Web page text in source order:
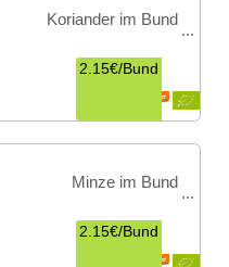
Koriander im Bund
2.15€/Bund
Minze im Bund
2.15€/Bund